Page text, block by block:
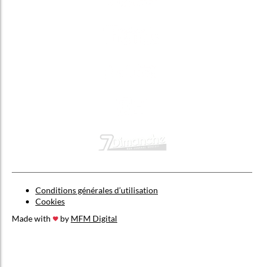
Conditions générales d’utilisation
Cookies
Made with
by MFM Digital